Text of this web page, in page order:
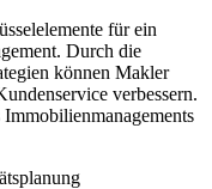
für ein
Durch die
können Makler
verbessern.